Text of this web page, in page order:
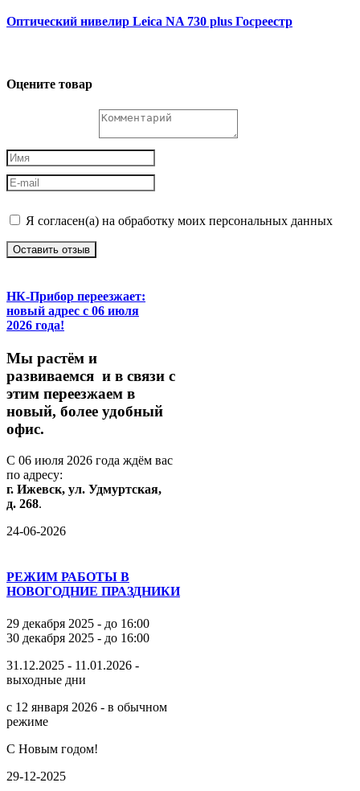
Оптический нивелир Leica NA 730 plus Госреестр
Оцените товар
Я согласен(а) на обработку моих персональных данных
Оставить отзыв
НК-Прибор переезжает:
новый адрес с 06 июля
2026 года!
Мы растём и
развиваемся и в связи с
этим переезжаем в
новый, более удобный
офис.
С 06 июля 2026 года ждём вас
по адресу:
г. Ижевск, ул. Удмуртская,
д. 268.
24-06-2026
РЕЖИМ РАБОТЫ В
НОВОГОДНИЕ ПРАЗДНИКИ
29 декабря 2025 - до 16:00
30 декабря 2025 - до 16:00
31.12.2025 - 11.01.2026 -
выходные дни
с 12 января 2026 - в обычном
режиме
С Новым годом!
29-12-2025